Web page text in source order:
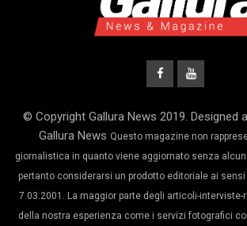
© Copyright Gallura News 2019. Designed
Gallura News Questo magazine non
giornalistica in quanto viene aggiornato senza
pertanto considerarsi un prodotto editoriale ai sensi
7.03.2001. La maggior parte degli articoli-
della nostra esperienza come i servizi fotografici